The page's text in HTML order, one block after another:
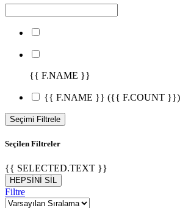
{{ F.NAME }}
{{ F.NAME }} ({{ F.COUNT }})
Seçimi Filtrele
Seçilen Filtreler
{{ SELECTED.TEXT }}
HEPSİNİ SİL
Filtre